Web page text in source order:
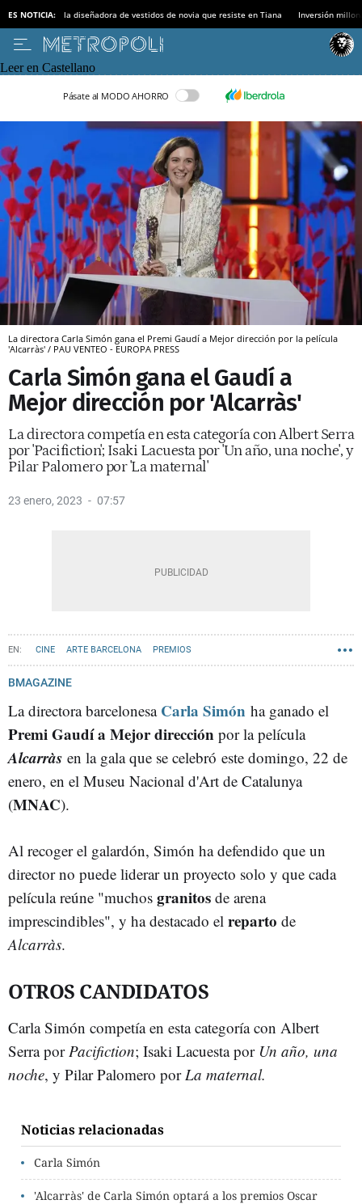
ES NOTICIA: la diseñadora de vestidos de novia que resiste en Tiana Inversión
Leer en Castellano
Pásate al MODO AHORRO
La directora Carla Simón gana el Premi Gaudí a Mejor dirección por la película
'Alcarràs' / PAU VENTEO - EUROPA PRESS
Carla Simón gana el Gaudí a
Mejor dirección por 'Alcarràs'
La directora competía en esta categoría con Albert Serra
por 'Pacifiction'; Isaki Lacuesta por 'Un año, una noche', y
Pilar Palomero por 'La maternal'
23 enero, 2023 07:57
CINE ARTE BARCELONA PREMIOS
BMAGAZINE
La directora barcelonesa Carla Simón ha ganado el
Premi Gaudí a Mejor dirección por la película
Alcarràs en la gala que se celebró este domingo, 22 de
enero, en el Museu Nacional d'Art de Catalunya
(MNAC).
Al recoger el galardón, Simón ha defendido que un
director no puede liderar un proyecto solo y que cada
película reúne "muchos granitos de arena
imprescindibles", y ha destacado el reparto de
Alcarràs.
OTROS CANDIDATOS
Carla Simón competía en esta categoría con Albert
Serra porPacifiction; Isaki Lacuesta por Un año, una
noche, y Pilar Palomero porLa maternal.
Noticias relacionadas
Carla Simón
'Alcarràs' de Carla Simón optará a los premios Oscar